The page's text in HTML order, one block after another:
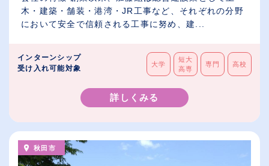
木・建築・舗装・港湾・JR工事など、それぞれの分野
において安全で信頼される工事に努め、建...
インターンシップ
受け入れ可能対象
大学
短大
高専
専門 高校
詳しくみる
秋田市